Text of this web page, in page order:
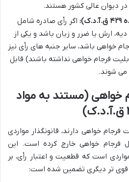
در دیوان عالی کشور هستند.
اگر رأی صادره شامل
ارش یا ضرر و زیان باشد و یکی از
خواهی باشد، سایر جنبه های رأی نیز
فرجام خواهی نداشته باشند) قابل
شوند.
خواهی (مستند به مواد
فرجام خواهی دارند، قانونگذار مواردی
فرجام خواهی خارج کرده است. این
است که قطعیت و اعتبار رأی، بر
قوی تر دیگری تضمین شده است: